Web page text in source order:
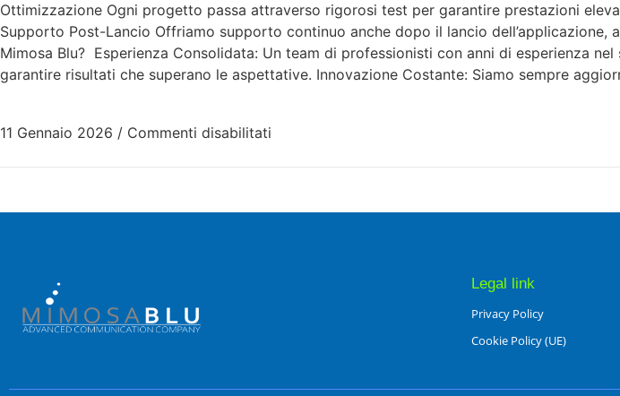
Ottimizzazione Ogni progetto passa attraverso rigorosi test per garantire prestazioni
Supporto Post-Lancio Offriamo supporto continuo anche dopo il lancio
Mimosa Blu? Esperienza Consolidata: Un team di professionisti con anni di esperienza
garantire risultati che superano le aspettative. Innovazione Costante: Siamo sempre
11 Gennaio 2026 / Commenti disabilitati
Legal link
Privacy Policy
Cookie Policy (UE)